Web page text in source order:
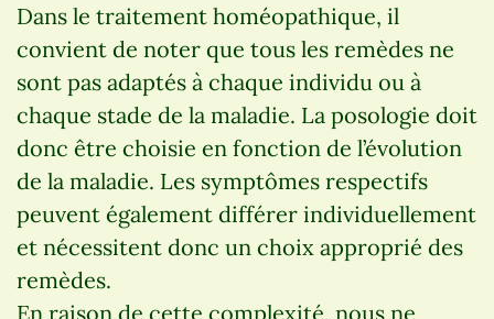
Dans le traitement homéopathique, il
convient de noter que tous les remèdes ne
sont pas adaptés à chaque individu ou à
chaque stade de la maladie. La posologie doit
donc être choisie en fonction de l’évolution
de la maladie. Les symptômes respectifs
peuvent également différer individuellement
et nécessitent donc un choix approprié des
remèdes.
En raison de cette complexité, nous ne